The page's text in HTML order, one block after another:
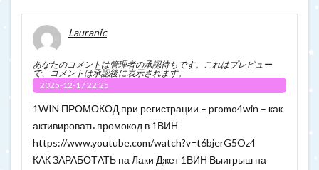
Lauranic
あなたのコメントは管理者の承認待ちです。これはプレビュー
で、コメントは承認後に表示されます。
2025-12-17 22:25
1WIN ПРОМОКОД при регистрации – promo4win – как
активировать промокод в 1ВИН
https://www.youtube.com/watch?v=t6bjerG5Oz4
КАК ЗАРАБОТАТЬ на Лаки Джет 1ВИН Выигрыш на